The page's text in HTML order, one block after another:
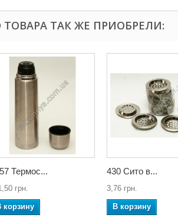
ТАК ЖЕ ПРИОБРЕЛИ:
Термос...
грн.
корзину
430 Сито в...
3,76 грн.
В корзину